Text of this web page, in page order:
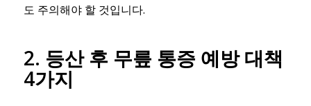
도 주의해야 할 것입니다.
2. 등산 후 무릎 통증 예방 대책
4가지